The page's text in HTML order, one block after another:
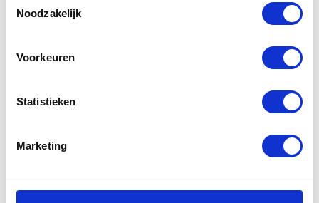
Noodzakelijk
Voorkeuren
Statistieken
Marketing
merk van uw WTW filter staat. Deze sticker kunt u
op uw Zehnder WTW unit plakken zodat u altijd
dat u daarna nooit meer de verkeerde filters
Handleiding Zehnder Monostar
Bent u de handleiding van de Zehnder Monostar
uw WTW systeem